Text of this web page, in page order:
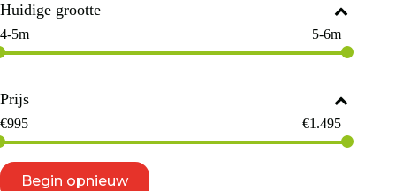
Huidige grootte
4-5m 5-6m
Prijs
€995 €1.495
Begin opnieuw